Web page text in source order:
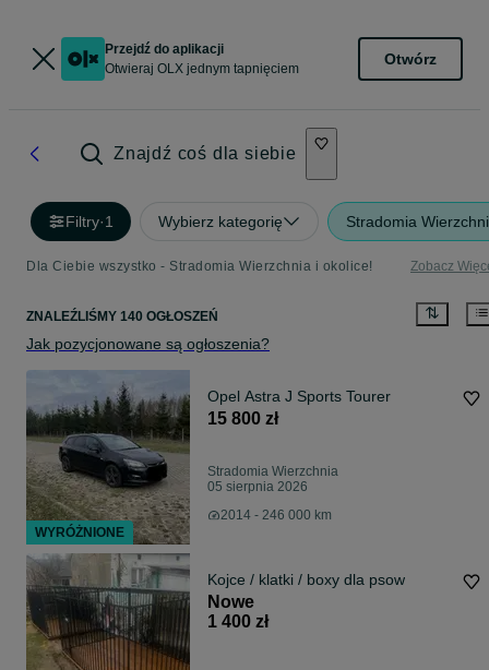
Przejdź do aplikacji
Otwieraj OLX jednym tapnięciem
Otwórz
Znajdź coś dla siebie
Filtry·1 Wybierz kategorię Stradomia
Dla Ciebie wszystko - Stradomia Wierzchnia i okolice! Zobacz
ZNALEŹLIŚMY 140 OGŁOSZEŃ
Jak pozycjonowane są ogłoszenia?
Opel Astra J Sports Tourer
15 800 zł
Stradomia Wierzchnia
05 sierpnia 2026
2014 - 246 000 km
Kojce / klatki / boxy dla psow
Nowe
1 400 zł
WYRÓŻNIONE